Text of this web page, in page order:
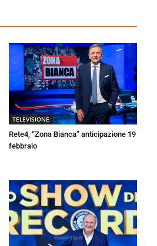
TELEVISIONE
Rete4, “Zona Bianca” anticipazione 19
febbraio